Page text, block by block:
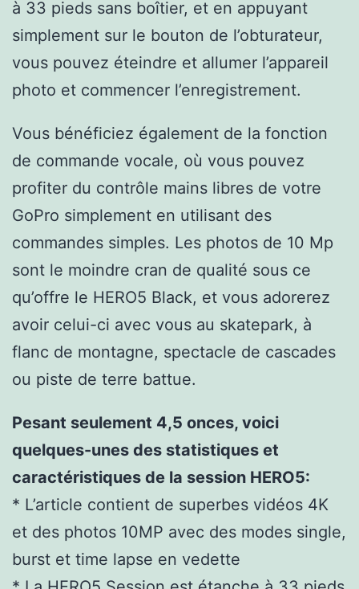
à 33 pieds sans boîtier, et en appuyant
simplement sur le bouton de l’obturateur,
vous pouvez éteindre et allumer l’appareil
photo et commencer l’enregistrement.
Vous bénéficiez également de la fonction
de commande vocale, où vous pouvez
profiter du contrôle mains libres de votre
GoPro simplement en utilisant des
commandes simples. Les photos de 10 Mp
sont le moindre cran de qualité sous ce
qu’offre le HERO5 Black, et vous adorerez
avoir celui-ci avec vous au skatepark, à
flanc de montagne, spectacle de cascades
ou piste de terre battue.
Pesant seulement 4,5 onces, voici
quelques-unes des statistiques et
caractéristiques de la session HERO5:
* L’article contient de superbes vidéos 4K
et des photos 10MP avec des modes single,
burst et time lapse en vedette